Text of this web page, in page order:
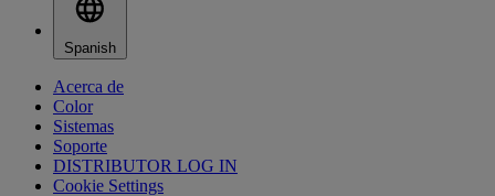
Spanish
Acerca de
Color
Sistemas
Soporte
DISTRIBUTOR LOG IN
Cookie Settings